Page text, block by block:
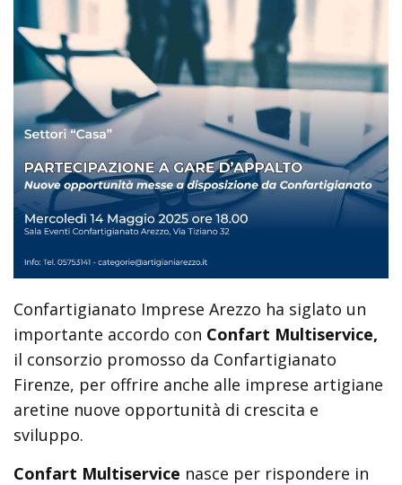
Confartigianato Imprese Arezzo ha siglato un
importante accordo con Confart Multiservice,
il consorzio promosso da Confartigianato
Firenze, per offrire anche alle imprese artigiane
aretine nuove opportunità di crescita e
sviluppo.
Confart Multiservice nasce per rispondere in